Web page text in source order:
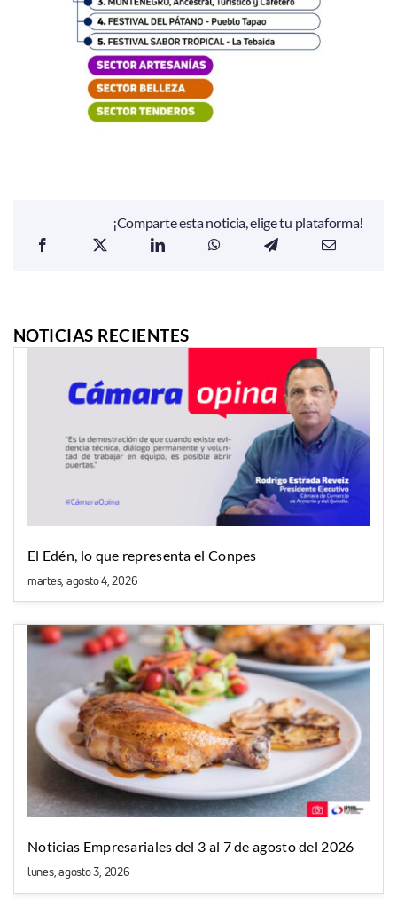
¡Comparte esta noticia, elige tu plataforma!
NOTICIAS RECIENTES
El Edén, lo que representa el Conpes
martes, agosto 4, 2026
Noticias Empresariales del 3 al 7 de agosto del 2026
lunes, agosto 3, 2026